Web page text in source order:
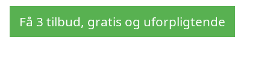
Få 3 tilbud, gratis og uforpligtende